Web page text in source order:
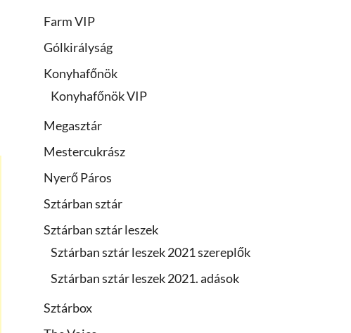
Farm VIP
Gólkirályság
Konyhafőnök
Konyhafőnök VIP
Megasztár
Mestercukrász
Nyerő Páros
Sztárban sztár
Sztárban sztár leszek
Sztárban sztár leszek 2021 szereplők
Sztárban sztár leszek 2021. adások
Sztárbox